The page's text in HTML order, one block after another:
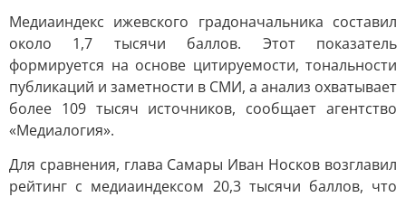
Медиаиндекс ижевского градоначальника составил
около 1,7 тысячи баллов. Этот показатель
формируется на основе цитируемости, тональности
публикаций и заметности в СМИ, а анализ охватывает
более 109 тысяч источников, сообщает агентство
«Медиалогия».
Для сравнения, глава Самары Иван Носков возглавил
рейтинг с медиаиндексом 20,3 тысячи баллов, что